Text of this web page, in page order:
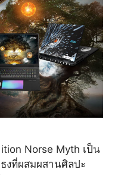
Norse Myth เป็น
งที่ผสมผสานศิลปะ